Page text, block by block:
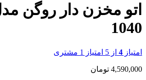
1040
امتیاز 4 از 5 امتیاز 1 مشتری
4,590,000 تومان